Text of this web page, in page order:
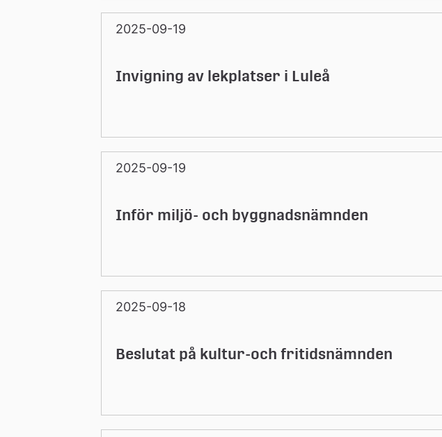
2025-09-19
Invigning av lekplatser i Luleå
2025-09-19
Inför miljö- och byggnadsnämnden
2025-09-18
Beslutat på kultur-och fritidsnämnden